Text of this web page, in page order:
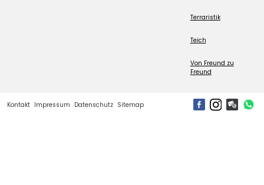
Terraristik
Teich
Von Freund zu
Freund
Kontakt Impressum Datenschutz Sitemap